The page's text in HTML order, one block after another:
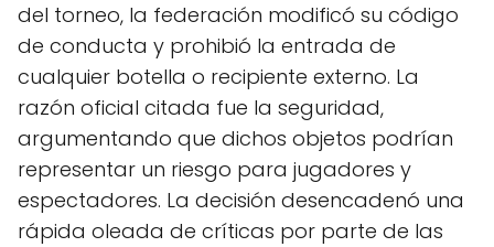
del torneo, la federación modificó su código
de conducta y prohibió la entrada de
cualquier botella o recipiente externo. La
razón oficial citada fue la seguridad,
argumentando que dichos objetos podrían
representar un riesgo para jugadores y
espectadores. La decisión desencadenó una
rápida oleada de críticas por parte de las